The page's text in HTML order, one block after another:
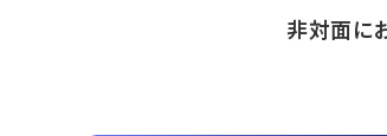
非対面に